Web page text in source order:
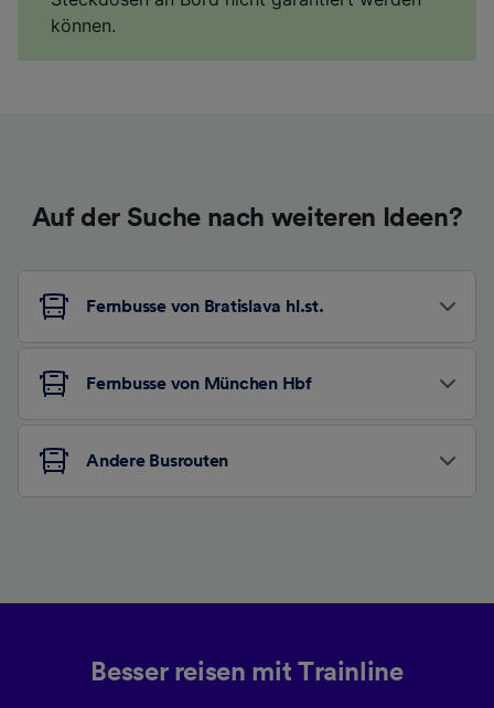
können.
Auf der Suche nach weiteren Ideen?
Fernbusse von Bratislava hl.st.
Fernbusse von München Hbf
Andere Busrouten
Besser reisen mit Trainline